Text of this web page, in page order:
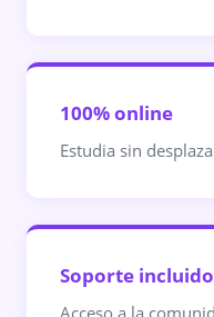
100% online
Estudia sin
Soporte incluido
Acceso a la